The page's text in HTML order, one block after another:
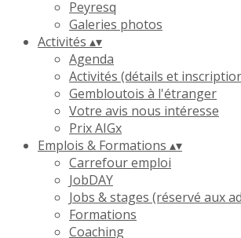
Peyresq
Galeries photos
Activités ▴▾
Agenda
Activités (détails et
Gembloutois à l'étranger
Votre avis nous intéresse
Prix AIGx
Emplois & Formations ▴▾
Carrefour emploi
JobDAY
Jobs & stages (réservé aux
Formations
Coaching